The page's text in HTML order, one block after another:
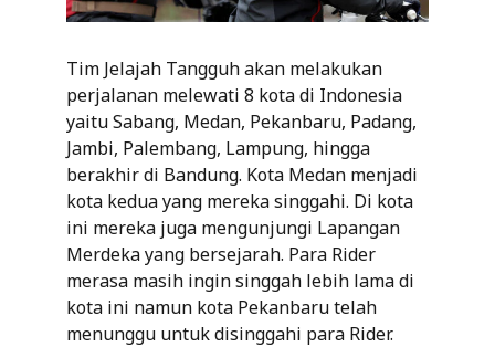
Tim Jelajah Tangguh akan melakukan
perjalanan melewati 8 kota di Indonesia
yaitu Sabang, Medan, Pekanbaru, Padang,
Jambi, Palembang, Lampung, hingga
berakhir di Bandung. Kota Medan menjadi
kota kedua yang mereka singgahi. Di kota
ini mereka juga mengunjungi Lapangan
Merdeka yang bersejarah. Para Rider
merasa masih ingin singgah lebih lama di
kota ini namun kota Pekanbaru telah
menunggu untuk disinggahi para Rider.